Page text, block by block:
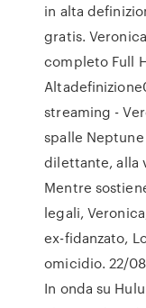
in alta
gratis.
completo Full
streaming -
spalle
dilettante, alla
Mentre
legali,
ex-fidanzato,
omicidio. 22/
In onda su